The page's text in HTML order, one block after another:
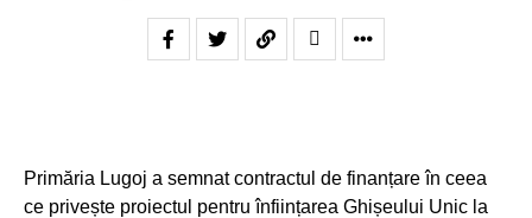
Primăria Lugoj a semnat contractul de finanțare în ceea
ce privește proiectul pentru înființarea Ghișeului Unic la